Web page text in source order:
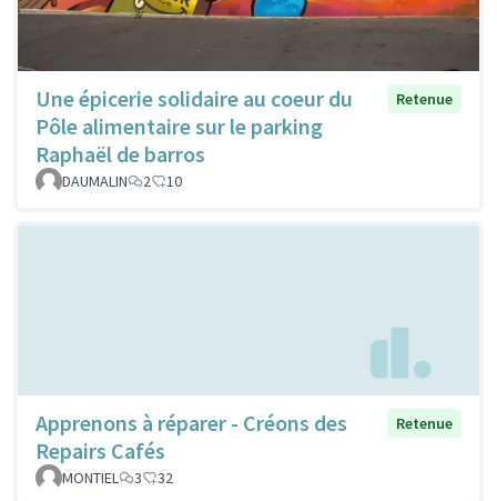
Une épicerie solidaire au coeur du
Pôle alimentaire sur le parking
Raphaël de barros
Retenue
DAUMALIN 2 10
Apprenons à réparer - Créons des
Repairs Cafés
Retenue
MONTIEL 3 32